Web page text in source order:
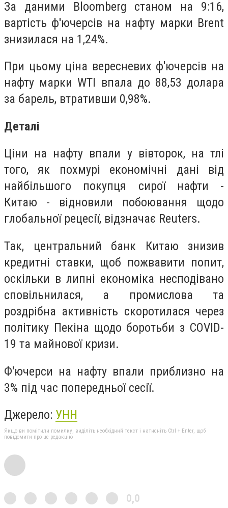
За даними Bloomberg станом на 9:16,
вартість ф'ючерсів на нафту марки Brent
знизилася на 1,24%.
При цьому ціна вересневих ф'ючерсів на
нафту марки WTI впала до 88,53 долара
за барель, втративши 0,98%.
Деталі
Ціни на нафту впали у вівторок, на тлі
того, як похмурі економічні дані від
найбільшого покупця сирої нафти -
Китаю - відновили побоювання щодо
глобальної рецесії, відзначає Reuters.
Так, центральний банк Китаю знизив
кредитні ставки, щоб пожвавити попит,
оскільки в липні економіка несподівано
сповільнилася, а промислова та
роздрібна активність скоротилася через
політику Пекіна щодо боротьби з COVID-
19 та майнової кризи.
Ф'ючерси на нафту впали приблизно на
3% під час попередньої сесії.
Джерело: УНН
Якщо ви помітили помилку, виділіть необхідний текст і натисніть Ctrl + Enter, щоб
повідомити про це редакцію
0,0